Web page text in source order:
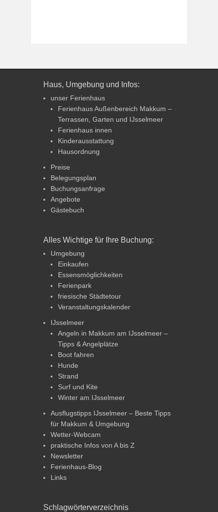
Haus, Umgebung und Infos:
unser Ferienhaus
Ferienhaus Außenbereich Makkum –
Terrassen, Garten und IJsselmeer
Ferienhaus innen
Kinderausstattung
Hausordnung
Preise
Belegungsplan
Buchungsanfrage
Angebote
Gästebuch
Alles Wichtige für Ihre Buchung:
Umgebung
Einkaufen
Essensmöglichkeiten
Ferienpark
friesische Städtetour
Veranstaltungskalender
IJsselmeer
Angeln in Makkum am IJsselmeer –
Tipps & Angelplätze
Boot fahren
Hunde
Strand
Surf und Kite
Winter am IJsselmeer
Ausflugstipps IJsselmeer – Beste Tipps
für Makkum & Umgebung
Wetter-Webcam
praktische Infos von A bis Z
Newsletter
Ferienhaus-Blog
Links
Schlagwörterverzeichnis